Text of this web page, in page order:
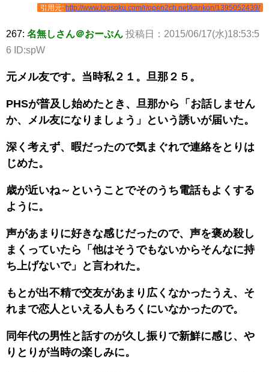
引用元: http://www.logsoku.com/r/open2ch.net/kankon/1395052439/
267: 名無しさん＠おーぷん 投稿日：2015/06/17(水)18:53:5
6 ID:spW
元メル友です。当時私２１。旦那２５。
PHSが普及し始めたとき、旦那から「お話しません
か、メル友になりましょう」という誘いが届いた。
深く考えず、暇だったので気まぐれで連絡をとりは
じめた。
歳が近いね～ということでそのうち電話もよくする
ように。
声があまりに好きな感じだったので、声を褒め殺し
まくっていたら「他はそうでもないからそんなに持
ち上げないで」と言われた。
もとが出不精で交友があまり広くなかったうえ、そ
れまで恋人といえる人もろくにいなかったので。
同年代の男性と話すのが久し振りで新鮮に感じ、や
りとりが当時の楽しみに。